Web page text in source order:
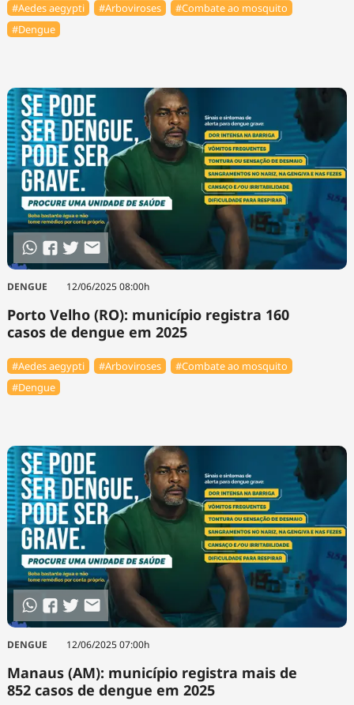
#Aedes aegypti #Arboviroses
#Combate ao mosquito
#Dengue
DENGUE 12/06/2025 08:00h
Porto Velho (RO): município registra 160
casos de dengue em 2025
#Aedes aegypti #Arboviroses
#Combate ao mosquito
#Dengue
DENGUE 12/06/2025 07:00h
Manaus (AM): município registra mais de
852 casos de dengue em 2025